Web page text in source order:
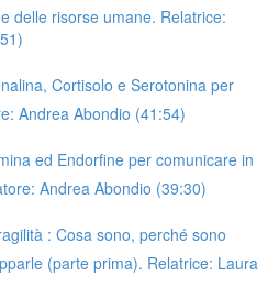
delle risorse umane. Relatrice:
Cortisolo e Serotonina per
Andrea Abondio (41:54)
ed Endorfine per comunicare in
Andrea Abondio (39:30)
: Cosa sono, perché sono
(parte prima). Relatrice: Laura